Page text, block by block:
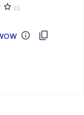
(0)